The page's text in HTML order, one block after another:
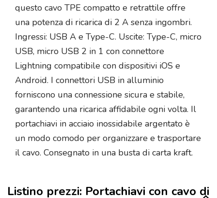
questo cavo TPE compatto e retrattile offre
una potenza di ricarica di 2 A senza ingombri.
Ingressi: USB A e Type-C. Uscite: Type-C, micro
USB, micro USB 2 in 1 con connettore
Lightning compatibile con dispositivi iOS e
Android. I connettori USB in alluminio
forniscono una connessione sicura e stabile,
garantendo una ricarica affidabile ogni volta. Il
portachiavi in acciaio inossidabile argentato è
un modo comodo per organizzare e trasportare
il cavo. Consegnato in una busta di carta kraft.
Listino prezzi: Portachiavi con cavo di